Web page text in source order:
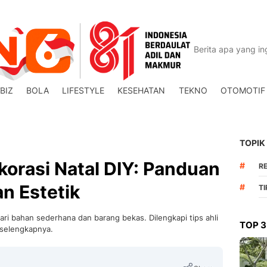
BOLA LIFESTYLE KESEHATAN TEKNO OTOMOTIF
Natal DIY: Panduan
Estetik
bahan sederhana dan barang bekas. Dilengkapi tips ahli
TOPIK
#
#
TOP